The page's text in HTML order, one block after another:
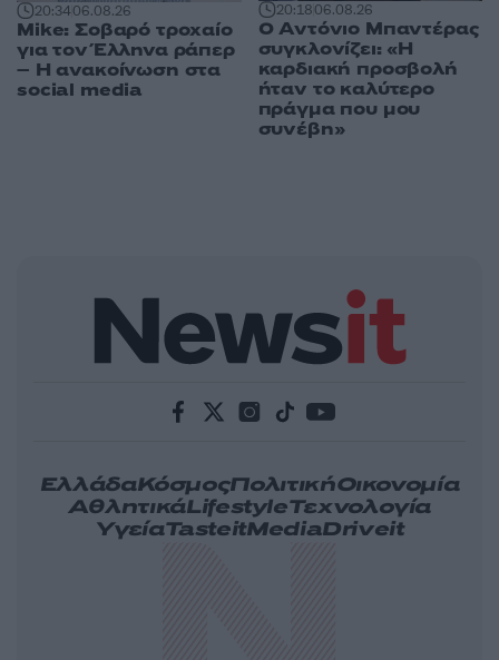
20:3406.08.26
Mike: Σοβαρό τροχαίο
για τον Έλληνα ράπερ
– Η ανακοίνωση στα
social media
20:1806.08.26
Ο Αντόνιο Μπαντέρας
συγκλονίζει: «Η
καρδιακή προσβολή
ήταν το καλύτερο
πράγμα που μου
συνέβη»
ΕλλάδαΚόσμοςΠολιτικήΟικονομία
ΑθλητικάLifestyleΤεχνολογία
ΥγείαTasteitMediaDriveit